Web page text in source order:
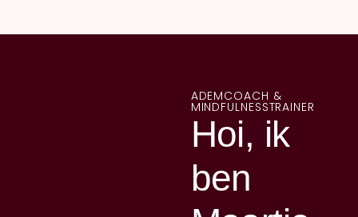
ADEMCOACH &
MINDFULNESSTRAINER
Hoi, ik
ben